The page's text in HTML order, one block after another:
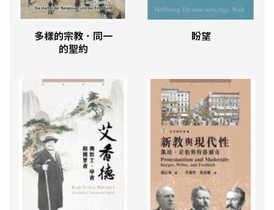
多樣的宗教．同一
的聖約
盼望